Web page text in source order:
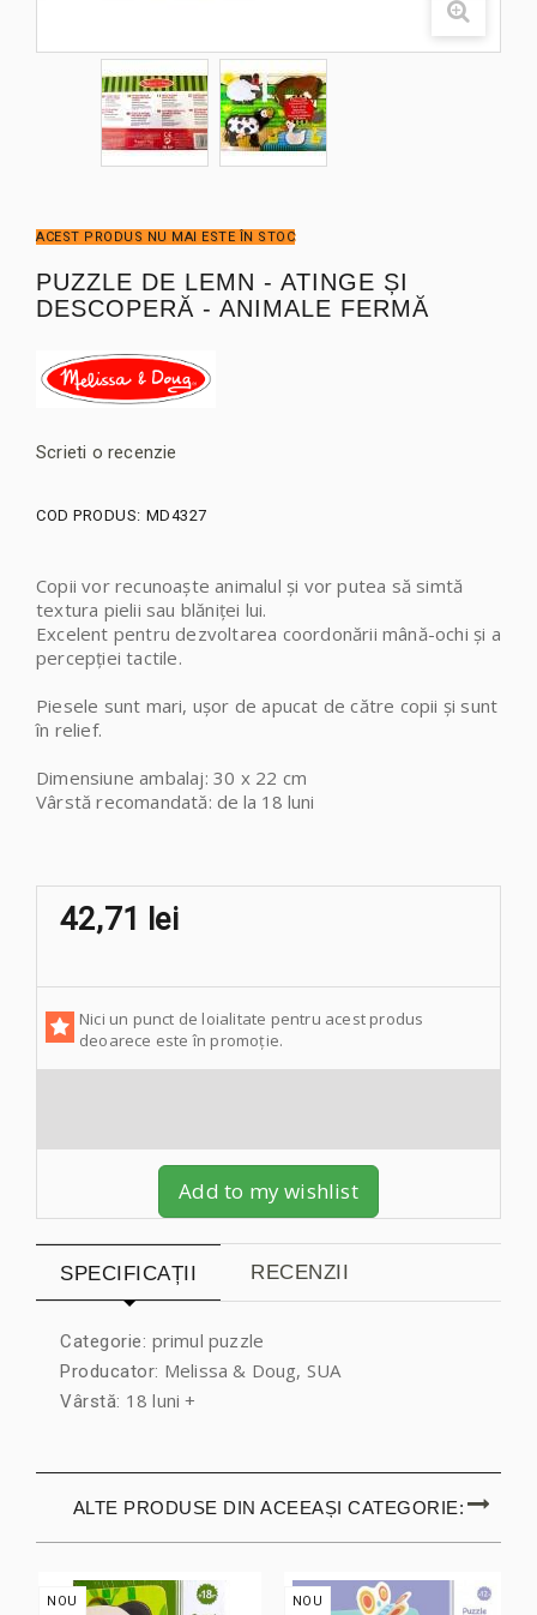
ACEST PRODUS NU MAI ESTE ÎN STOC
PUZZLE DE LEMN - ATINGE ȘI
DESCOPERĂ - ANIMALE FERMĂ
Scrieti o recenzie
COD PRODUS: MD4327
Copii vor recunoaște animalul și vor putea să simtă
textura pielii sau blăniței lui.
Excelent pentru dezvoltarea coordonării mână-ochi și a
percepției tactile.
Piesele sunt mari, ușor de apucat de către copii și sunt
în relief.
Dimensiune ambalaj: 30 x 22 cm
Vârstă recomandată: de la 18 luni
42,71 lei
Nici un punct de loialitate pentru acest produs
deoarece este în promoție.
Add to my wishlist
SPECIFICAȚII RECENZII
Categorie: primul puzzle
Producator: Melissa & Doug, SUA
Vârstă: 18 luni +
ALTE PRODUSE DIN ACEEAȘI CATEGORIE:
NOU NOU